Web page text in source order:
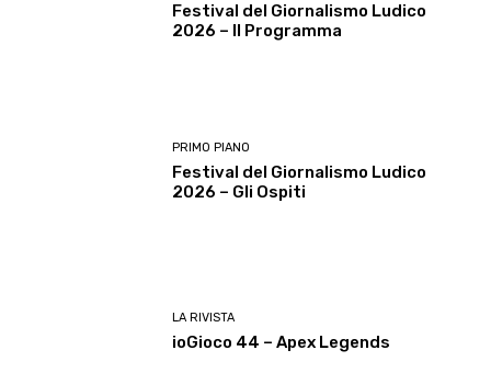
Festival del Giornalismo Ludico
2026 – Il Programma
PRIMO PIANO
Festival del Giornalismo Ludico
2026 – Gli Ospiti
LA RIVISTA
ioGioco 44 – Apex Legends